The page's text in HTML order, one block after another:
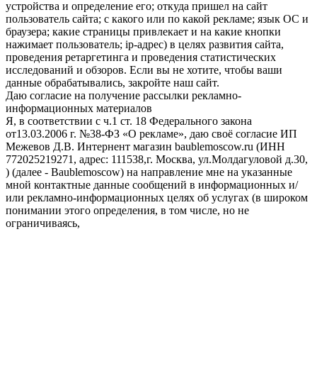
устройства и определение его; откуда пришел на сайт
пользователь сайта; с какого или по какой рекламе; язык ОС и
браузера; какие страницы привлекает и на какие кнопки
нажимает пользователь; ip-адрес) в целях развития сайта,
проведения ретаргетинга и проведения статистических
исследований и обзоров. Если вы не хотите, чтобы ваши
данные обрабатывались, закройте наш сайт.
Даю согласие на получение рассылки рекламно-
информационных материалов
Я, в соответствии с ч.1 ст. 18 Федерального закона
от13.03.2006 г. №38-ФЗ «О рекламе», даю своё согласие ИП
Межевов Д.В. Интернент магазин baublemoscow.ru (ИНН
772025219271, адрес: 111538,г. Москва, ул.Молдагуловой д.30,
) (далее - Baublemoscow) на направление мне на указанные
мной контактные данные сообщений в информационных и/
или рекламно-информационных целях об услугах (в широком
понимании этого определения, в том числе, но не
ограничиваясь,